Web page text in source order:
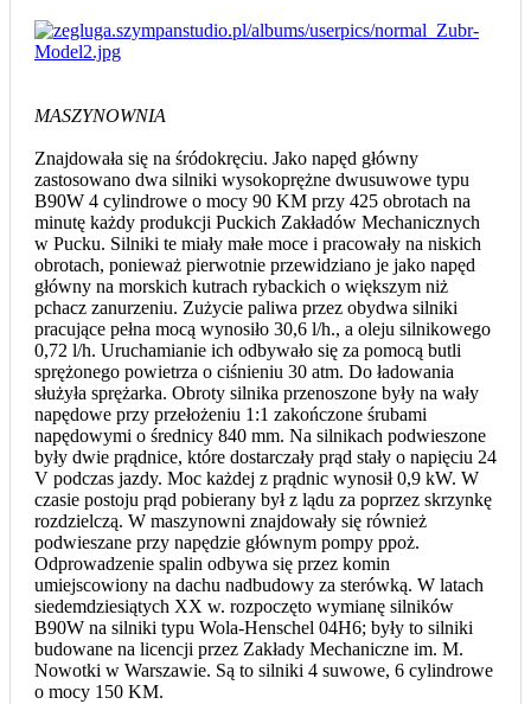
MASZYNOWNIA
Znajdowała się na śródokręciu. Jako napęd główny
zastosowano dwa silniki wysokoprężne dwusuwowe typu
B90W 4 cylindrowe o mocy 90 KM przy 425 obrotach na
minutę każdy produkcji Puckich Zakładów Mechanicznych
w Pucku. Silniki te miały małe moce i pracowały na niskich
obrotach, ponieważ pierwotnie przewidziano je jako napęd
główny na morskich kutrach rybackich o większym niż
pchacz zanurzeniu. Zużycie paliwa przez obydwa silniki
pracujące pełna mocą wynosiło 30,6 l/h., a oleju silnikowego
0,72 l/h. Uruchamianie ich odbywało się za pomocą butli
sprężonego powietrza o ciśnieniu 30 atm. Do ładowania
służyła sprężarka. Obroty silnika przenoszone były na wały
napędowe przy przełożeniu 1:1 zakończone śrubami
napędowymi o średnicy 840 mm. Na silnikach podwieszone
były dwie prądnice, które dostarczały prąd stały o napięciu 24
V podczas jazdy. Moc każdej z prądnic wynosił 0,9 kW. W
czasie postoju prąd pobierany był z lądu za poprzez skrzynkę
rozdzielczą. W maszynowni znajdowały się również
podwieszane przy napędzie głównym pompy ppoż.
Odprowadzenie spalin odbywa się przez komin
umiejscowiony na dachu nadbudowy za sterówką. W latach
siedemdziesiątych XX w. rozpoczęto wymianę silników
B90W na silniki typu Wola-Henschel 04H6; były to silniki
budowane na licencji przez Zakłady Mechaniczne im. M.
Nowotki w Warszawie. Są to silniki 4 suwowe, 6 cylindrowe
o mocy 150 KM.